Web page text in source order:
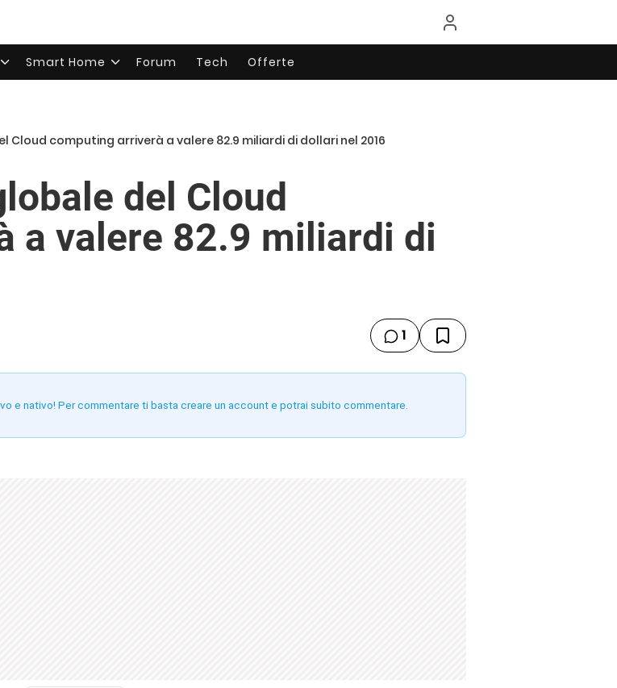
Smart Home Forum Tech Offerte
Cloud computing arriverà a valere 82.9 miliardi di dollari nel 2016
del Cloud
a valere 82.9 miliardi di
1
e nativo! Per commentare ti basta creare un account e potrai subito commentare.